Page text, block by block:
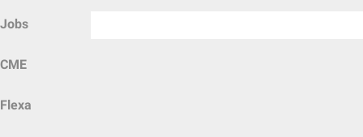
Jobs
CME
Flexa